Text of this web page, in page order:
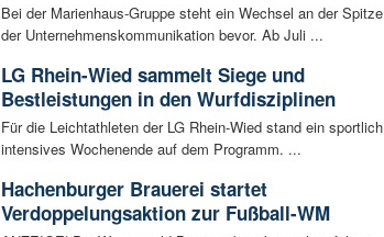
Bei der Marienhaus-Gruppe steht ein Wechsel an der Spitze
der Unternehmenskommunikation bevor. Ab Juli ...
LG Rhein-Wied sammelt Siege und
Bestleistungen in den Wurfdisziplinen
Für die Leichtathleten der LG Rhein-Wied stand ein sportlich
intensives Wochenende auf dem Programm. ...
Hachenburger Brauerei startet
Verdoppelungsaktion zur Fußball-WM